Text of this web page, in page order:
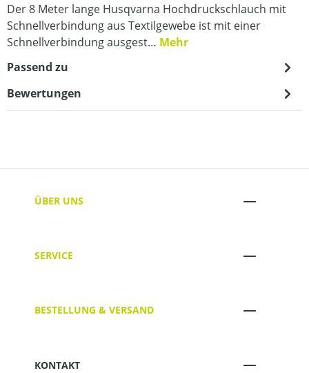
Der 8 Meter lange Husqvarna Hochdruckschlauch mit
Schnellverbindung aus Textilgewebe ist mit einer
Schnellverbindung ausgest… Mehr
Passend zu
Bewertungen
ÜBER UNS
SERVICE
BESTELLUNG & VERSAND
KONTAKT